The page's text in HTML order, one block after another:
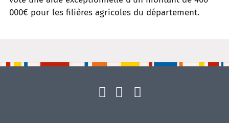
000€ pour les filières agricoles du département.